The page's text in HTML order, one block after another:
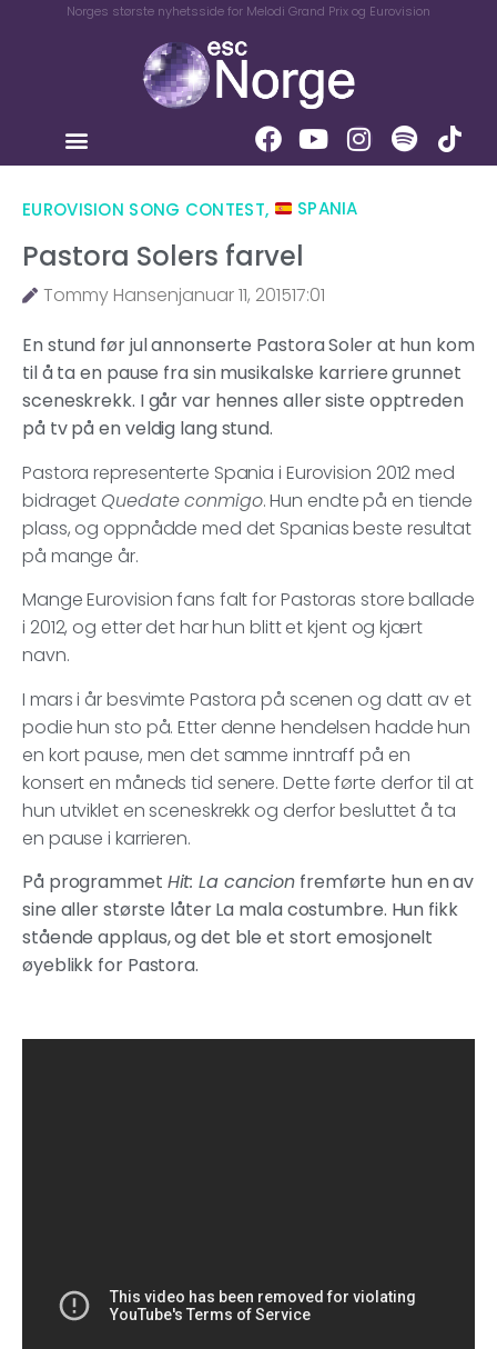
Norges største nyhetsside for Melodi Grand Prix og Eurovision
EUROVISION SONG CONTEST, SPANIA
Pastora Solers farvel
Tommy Hansenjanuar 11, 201517:01
En stund før jul annonserte Pastora Soler at hun kom
til å ta en pause fra sin musikalske karriere grunnet
sceneskrekk. I går var hennes aller siste opptreden
på tv på en veldig lang stund.
Pastora representerte Spania i Eurovision 2012 med
bidraget Quedate conmigo. Hun endte på en tiende
plass, og oppnådde med det Spanias beste resultat
på mange år.
Mange Eurovision fans falt for Pastoras store ballade
i 2012, og etter det har hun blitt et kjent og kjært
navn.
I mars i år besvimte Pastora på scenen og datt av et
podie hun sto på. Etter denne hendelsen hadde hun
en kort pause, men det samme inntraff på en
konsert en måneds tid senere. Dette førte derfor til at
hun utviklet en sceneskrekk og derfor besluttet å ta
en pause i karrieren.
På programmet Hit: La cancion fremførte hun en av
sine aller største låter La mala costumbre. Hun fikk
stående applaus, og det ble et stort emosjonelt
øyeblikk for Pastora.